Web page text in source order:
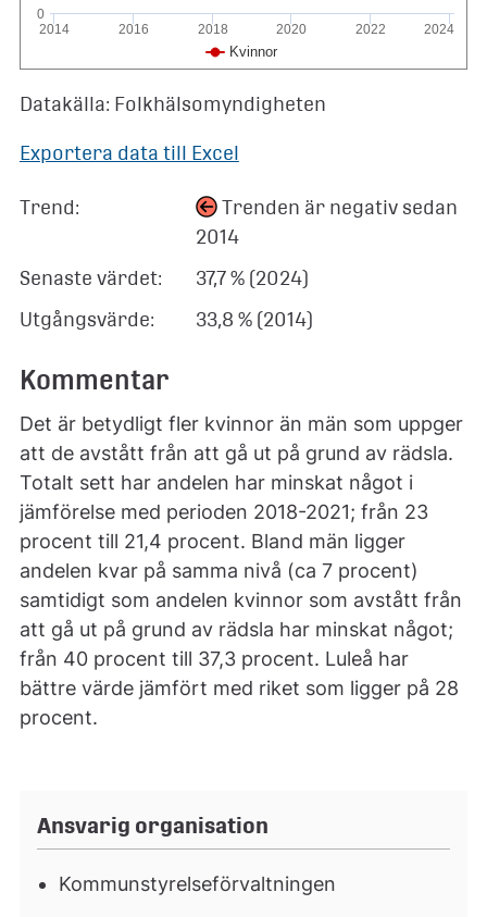
Kvinnor
2014 2016 2018 2020 2022 2024
0
Datakälla: Folkhälsomyndigheten
Exportera data till Excel
Trend:
Trenden är negativ sedan
2014
Senaste värdet:
37,7 % (2024)
Utgångsvärde:
33,8 % (2014)
Kommentar
Det är betydligt fler kvinnor än män som uppger
att de avstått från att gå ut på grund av rädsla.
Totalt sett har andelen har minskat något i
jämförelse med perioden 2018-2021; från 23
procent till 21,4 procent. Bland män ligger
andelen kvar på samma nivå (ca 7 procent)
samtidigt som andelen kvinnor som avstått från
att gå ut på grund av rädsla har minskat något;
från 40 procent till 37,3 procent. Luleå har
bättre värde jämfört med riket som ligger på 28
procent.
Ansvarig organisation
Kommunstyrelseförvaltningen